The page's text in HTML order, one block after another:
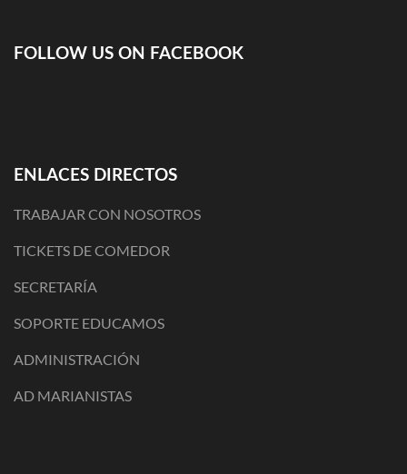
FOLLOW US ON FACEBOOK
ENLACES DIRECTOS
TRABAJAR CON NOSOTROS
TICKETS DE COMEDOR
SECRETARÍA
SOPORTE EDUCAMOS
ADMINISTRACIÓN
AD MARIANISTAS